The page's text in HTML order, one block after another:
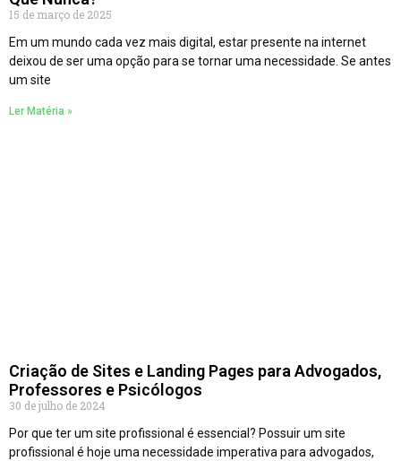
15 de março de 2025
Em um mundo cada vez mais digital, estar presente na internet
deixou de ser uma opção para se tornar uma necessidade. Se antes
um site
Ler Matéria »
Criação de Sites e Landing Pages para Advogados,
Professores e Psicólogos
30 de julho de 2024
Por que ter um site profissional é essencial? Possuir um site
profissional é hoje uma necessidade imperativa para advogados,